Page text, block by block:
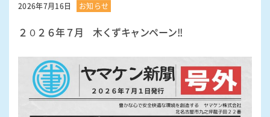
2026年7月16日 お知らせ
２０２６年７月 木くずキャンペーン!!